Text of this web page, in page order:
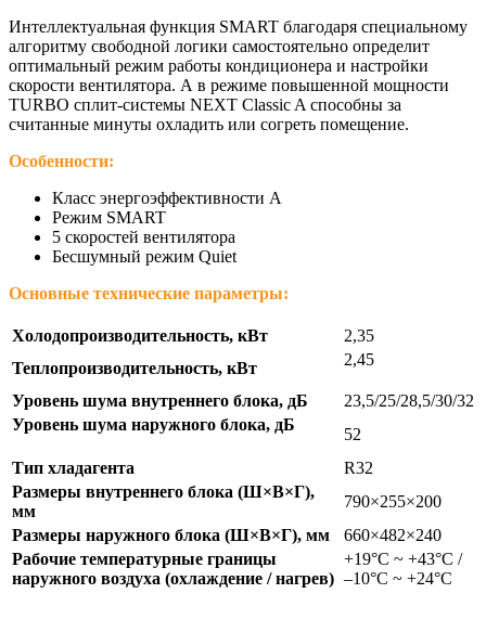
Интеллектуальная функция SMART благодаря специальному
алгоритму свободной логики самостоятельно определит
оптимальный режим работы кондиционера и настройки
скорости вентилятора. А в режиме повышенной мощности
TURBO сплит-системы NEXT Classic A способны за
считанные минуты охладить или согреть помещение.
Особенности:
Класс энергоэффективности А
Режим SMART
5 скоростей вентилятора
Бесшумный режим Quiet
Основные технические параметры:
Холодопроизводительность, кВт
2,35
Теплопроизводительность, кВт
2,45
Уровень шума внутреннего блока, дБ
23,5/25/28,5/30/32
Уровень шума наружного блока, дБ
52
Тип хладагента
R32
Размеры внутреннего блока (Ш×В×Г),
мм
790×255×200
Размеры наружного блока (Ш×В×Г), мм
660×482×240
Рабочие температурные границы
наружного воздуха (охлаждение / нагрев)
+19°С ~ +43°С /
–10°С ~ +24°С